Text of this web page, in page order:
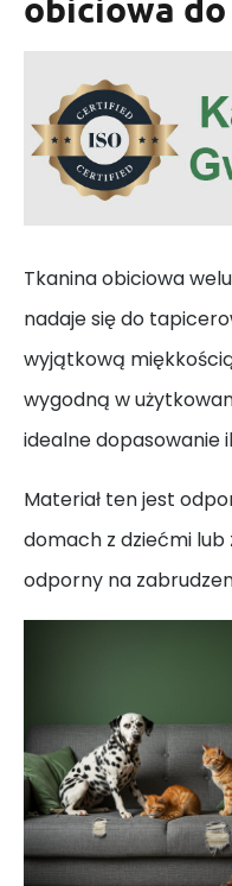
obiciowa
Tkanina obiciowa
nadaje się do
wyjątkową
wygodną w
idealne dopasowanie
Materiał ten jest
domach z dziećmi lub
odporny na